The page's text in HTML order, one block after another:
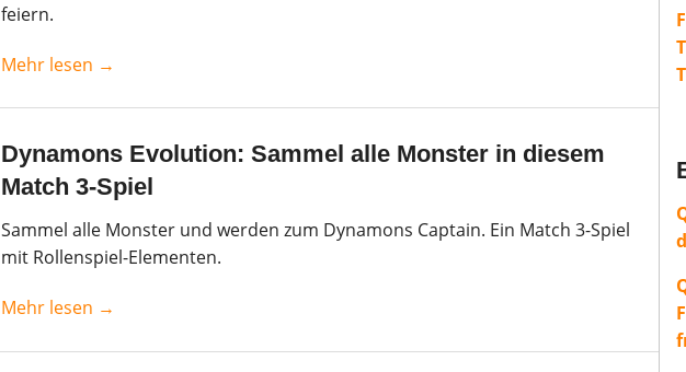
feiern.
Mehr lesen →
Dynamons Evolution: Sammel alle Monster in diesem
Match 3-Spiel
Sammel alle Monster und werden zum Dynamons Captain. Ein Match 3-Spiel
mit Rollenspiel-Elementen.
Mehr lesen →